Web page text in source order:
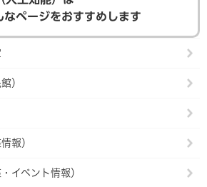
なページをおすすめします
）
報）
イベント情報）